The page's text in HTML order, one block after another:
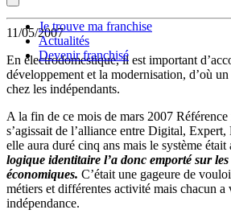
Je trouve ma franchise
Actualités
Devenir franchisé
11/05/2007
En électrodomestique, il est important
développement et la modernisation, d’où
chez les indépendants.
A la fin de ce mois de mars 2007 Référence
s’agissait de l’alliance entre Digital,
elle aura duré cinq ans mais le système était
logique identitaire l’a donc emporté sur les
économiques. C’était une gageure de
métiers et différentes activité mais chacun a
indépendance.